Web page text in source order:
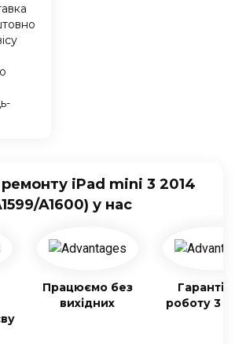
iPad mini 3 2014
A1600) у нас
Працюємо без
вихідних
Гарантія
роботу 3